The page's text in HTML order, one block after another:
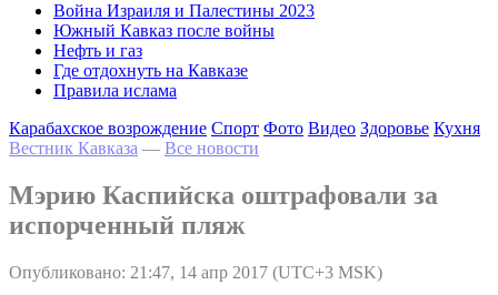
Война Израиля и Палестины 2023
Южный Кавказ после войны
Нефть и газ
Где отдохнуть на Кавказе
Правила ислама
Карабахское возрождение Спорт Фото Видео Здоровье Кухня
Вестник Кавказа — Все новости
Мэрию Каспийска оштрафовали за
испорченный пляж
Опубликовано: 21:47, 14 апр 2017 (UTC+3 MSK)